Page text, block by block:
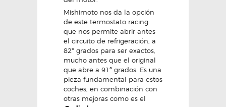
Mishimoto nos da la opción
de este termostato racing
que nos permite abrir antes
el circuito de refrigeración, a
82º grados para ser exactos,
mucho antes que el original
que abre a 91º grados. Es una
pieza fundamental para estos
coches, en combinación con
otras mejoras como es el